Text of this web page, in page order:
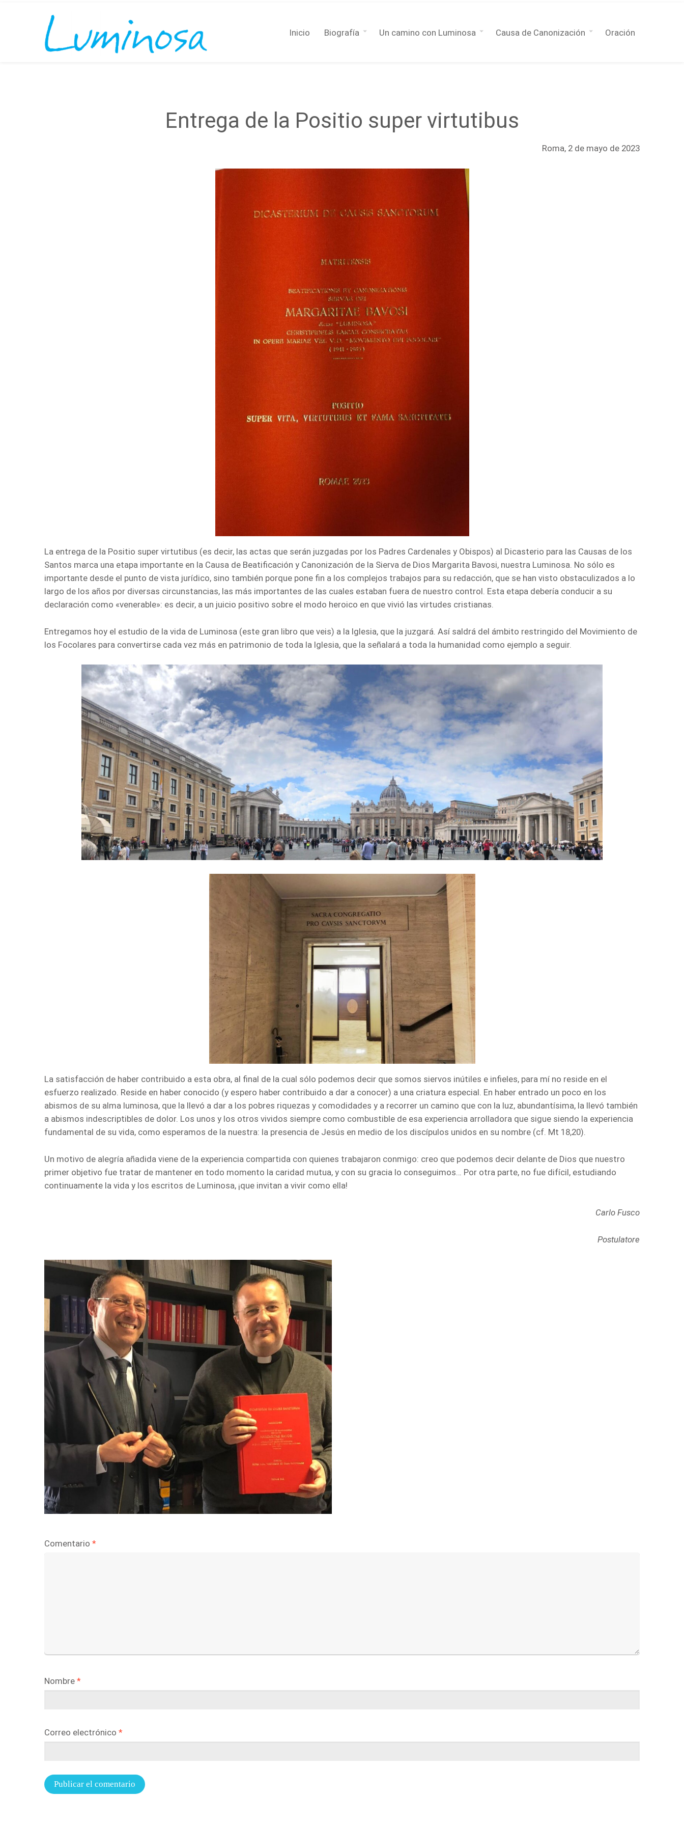
Inicio Biografía Un camino con Luminosa Causa de Canonización Oración
Entrega de la Positio super virtutibus
Roma, 2 de mayo de 2023
La entrega de la Positio super virtutibus (es decir, las actas que serán juzgadas por los Padres Cardenales y Obispos) al Dicasterio para las Causas de los
Santos marca una etapa importante en la Causa de Beatificación y Canonización de la Sierva de Dios Margarita Bavosi, nuestra Luminosa. No sólo es
importante desde el punto de vista jurídico, sino también porque pone fin a los complejos trabajos para su redacción, que se han visto obstaculizados a lo
largo de los años por diversas circunstancias, las más importantes de las cuales estaban fuera de nuestro control. Esta etapa debería conducir a su
declaración como «venerable»: es decir, a un juicio positivo sobre el modo heroico en que vivió las virtudes cristianas.
Entregamos hoy el estudio de la vida de Luminosa (este gran libro que veis) a la Iglesia, que la juzgará. Así saldrá del ámbito restringido del Movimiento de
los Focolares para convertirse cada vez más en patrimonio de toda la Iglesia, que la señalará a toda la humanidad como ejemplo a seguir.
La satisfacción de haber contribuido a esta obra, al final de la cual sólo podemos decir que somos siervos inútiles e infieles, para mí no reside en el
esfuerzo realizado. Reside en haber conocido (y espero haber contribuido a dar a conocer) a una criatura especial. En haber entrado un poco en los
abismos de su alma luminosa, que la llevó a dar a los pobres riquezas y comodidades y a recorrer un camino que con la luz, abundantísima, la llevó también
a abismos indescriptibles de dolor. Los unos y los otros vividos siempre como combustible de esa experiencia arrolladora que sigue siendo la experiencia
fundamental de su vida, como esperamos de la nuestra: la presencia de Jesús en medio de los discípulos unidos en su nombre (cf. Mt 18,20).
Un motivo de alegría añadida viene de la experiencia compartida con quienes trabajaron conmigo: creo que podemos decir delante de Dios que nuestro
primer objetivo fue tratar de mantener en todo momento la caridad mutua, y con su gracia lo conseguimos… Por otra parte, no fue difícil, estudiando
continuamente la vida y los escritos de Luminosa, ¡que invitan a vivir como ella!
Carlo Fusco
Postulatore
Comentario*
Nombre*
Correo electrónico*